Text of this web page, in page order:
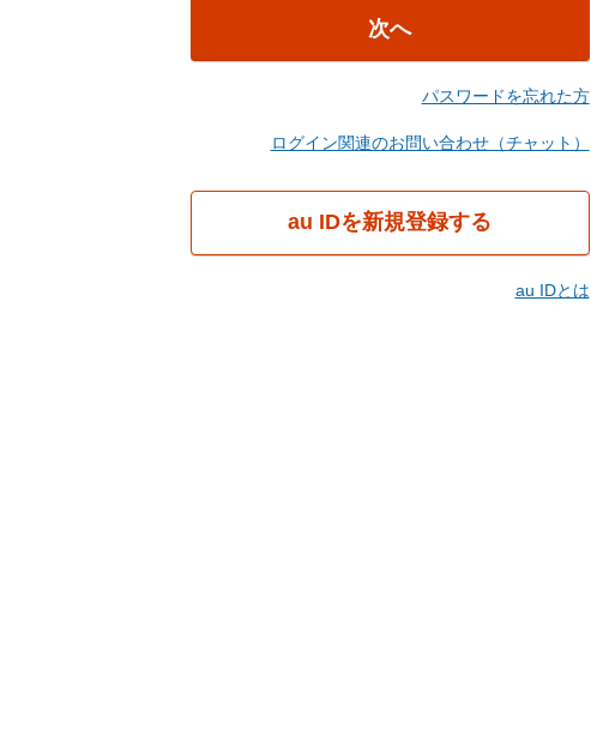
次へ
パスワードを忘れた方
ログイン関連のお問い合わせ（チャット）
au IDを新規登録する
au IDとは